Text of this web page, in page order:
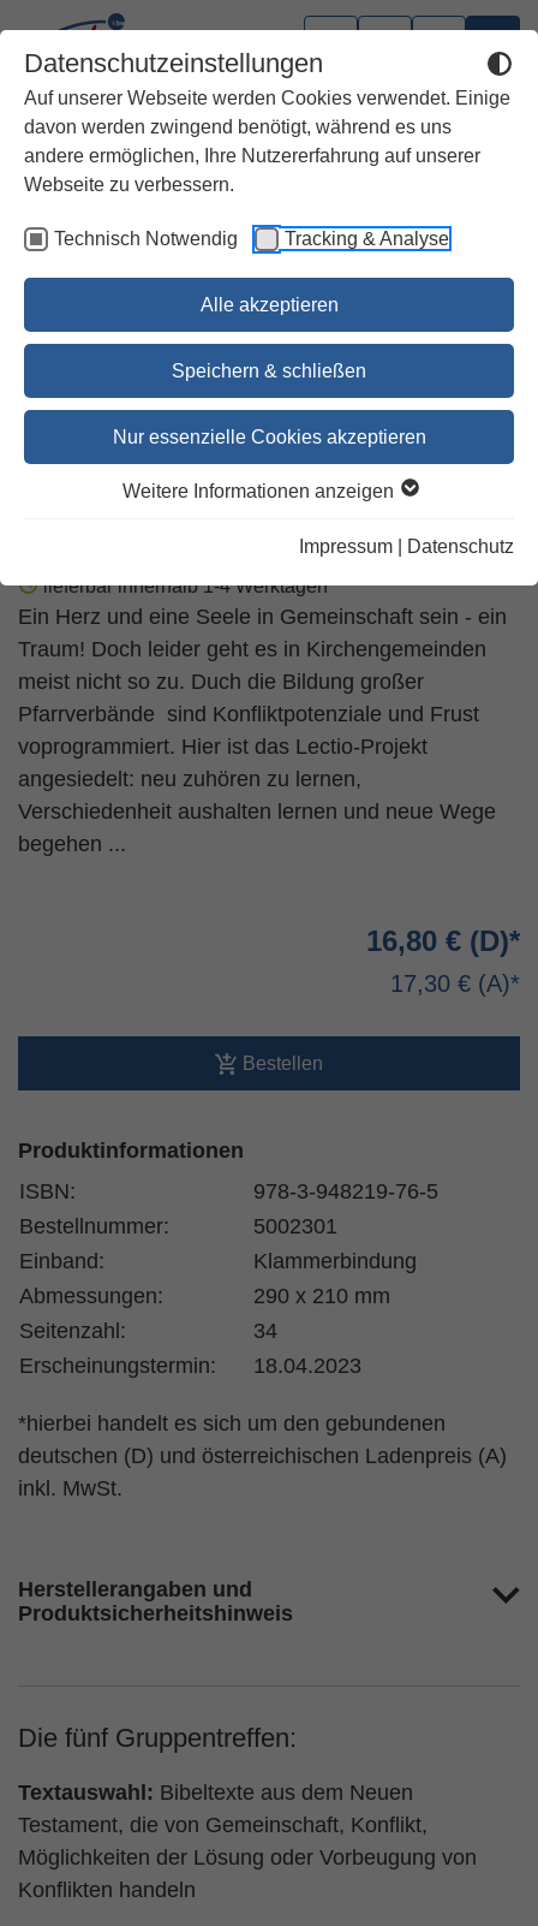
Datenschutzeinstellungen
Auf unserer Webseite werden Cookies verwendet. Einige
davon werden zwingend benötigt, während es uns
andere ermöglichen, Ihre Nutzererfahrung auf unserer
Webseite zu verbessern.
Technisch Notwendig Tracking & Analyse
Alle akzeptieren
Speichern & schließen
Nur essenzielle Cookies akzeptieren
Weitere Informationen anzeigen
Impressum Datenschutz
Ein Herz und eine Seele
Lectio-Divina-Leseprojekt Bd. 27
lieferbar innerhalb 1-4 Werktagen
Ein Herz und eine Seele in Gemeinschaft sein - ein
Traum! Doch leider geht es in Kirchengemeinden
meist nicht so zu. Duch die Bildung großer
Pfarrverbände sind Konfliktpotenziale und Frust
voprogrammiert. Hier ist das Lectio-Projekt
angesiedelt: neu zuhören zu lernen,
Verschiedenheit aushalten lernen und neue Wege
begehen ...
16,80 €
17,30 €
Bestellen
Produktinformationen
ISBN:
978-3-948219-76-5
Bestellnummer:
5002301
Einband:
Klammerbindung
Abmessungen:
290 x 210 mm
Seitenzahl:
34
Erscheinungstermin:
18.04.2023
*hierbei handelt es sich um den gebundenen
deutschen (D) und österreichischen Ladenpreis (A)
inkl. MwSt.
Herstellerangaben und
Produktsicherheitshinweis
Die fünf Gruppentreffen:
Textauswahl: Bibeltexte aus dem Neuen
Testament, die von Gemeinschaft, Konflikt,
Möglichkeiten der Lösung oder Vorbeugung von
Konflikten handeln